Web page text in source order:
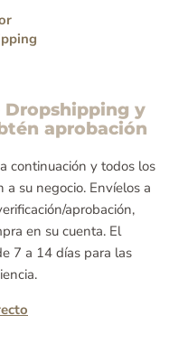
y
aprobación
continuación y todos los
su negocio. Envíelos a
aprobación,
en su cuenta. El
7 a 14 días para las